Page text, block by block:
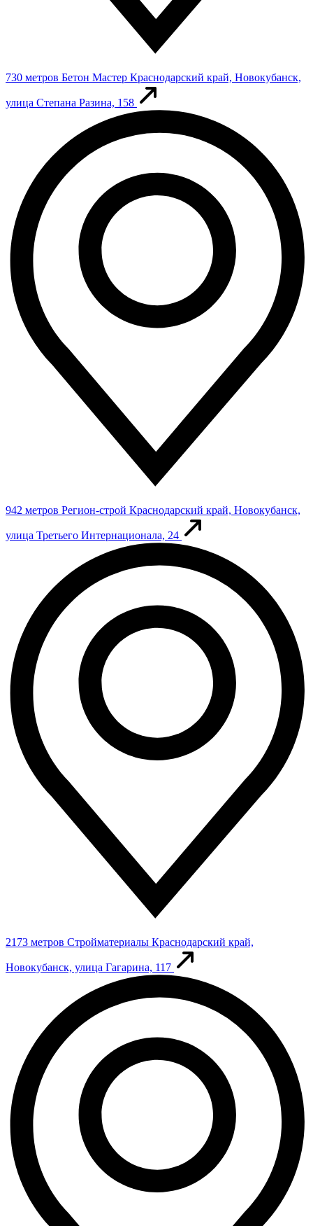
730 метров Бетон Мастер Краснодарский край, Новокубанск,
улица Степана Разина, 158
942 метров Регион-строй Краснодарский край, Новокубанск,
улица Третьего Интернационала, 24
2173 метров Стройматериалы Краснодарский край,
Новокубанск, улица Гагарина, 117